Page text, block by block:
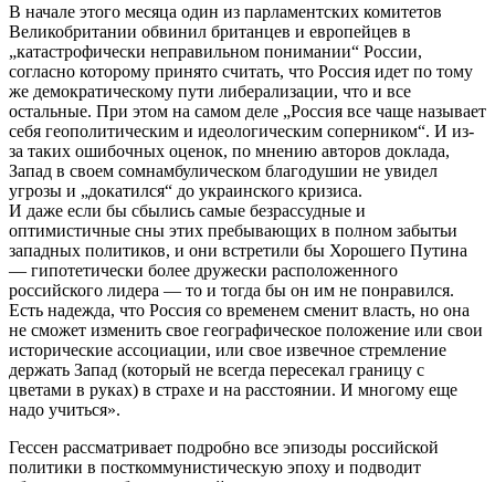
В начале этого месяца один из парламентских комитетов
Великобритании обвинил британцев и европейцев в
„катастрофически неправильном понимании“ России,
согласно которому принято считать, что Россия идет по тому
же демократическому пути либерализации, что и все
остальные. При этом на самом деле „Россия все чаще называет
себя геополитическим и идеологическим соперником“. И из-
за таких ошибочных оценок, по мнению авторов доклада,
Запад в своем сомнамбулическом благодушии не увидел
угрозы и „докатился“ до украинского кризиса.
И даже если бы сбылись самые безрассудные и
оптимистичные сны этих пребывающих в полном забытьи
западных политиков, и они встретили бы Хорошего Путина
— гипотетически более дружески расположенного
российского лидера — то и тогда бы он им не понравился.
Есть надежда, что Россия со временем сменит власть, но она
не сможет изменить свое географическое положение или свои
исторические ассоциации, или свое извечное стремление
держать Запад (который не всегда пересекал границу с
цветами в руках) в страхе и на расстоянии. И многому еще
надо учиться».
Гессен рассматривает подробно все эпизоды российской
политики в посткоммунистическую эпоху и подводит